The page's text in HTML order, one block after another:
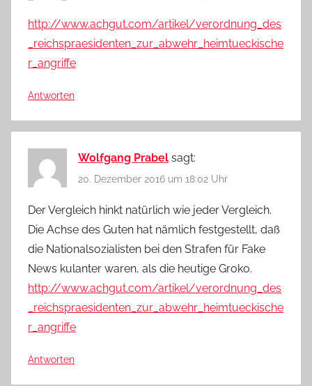
http://www.achgut.com/artikel/verordnung_des
_reichspraesidenten_zur_abwehr_heimtueckische
r_angriffe
Antworten
Wolfgang Prabel sagt:
20. Dezember 2016 um 18:02 Uhr
Der Vergleich hinkt natürlich wie jeder Vergleich.
Die Achse des Guten hat nämlich festgestellt, daß
die Nationalsozialisten bei den Strafen für Fake
News kulanter waren, als die heutige Groko.
http://www.achgut.com/artikel/verordnung_des
_reichspraesidenten_zur_abwehr_heimtueckische
r_angriffe
Antworten